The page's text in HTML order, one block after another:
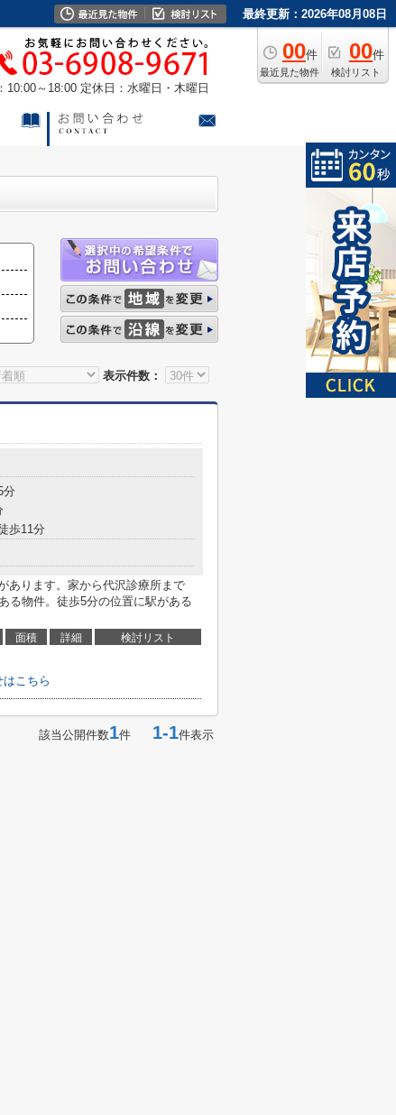
最終更新：2026年08月08日
00件
最近見た物件
00件
検討リスト
10:00～18:00 定休日：水曜日・木曜日
表示件数：
分
歩11分
あります。家から代沢診療所まで
る物件。徒歩5分の位置に駅がある
面積 詳細 検討リスト
こちら
該当公開件数1件 1-1件表示